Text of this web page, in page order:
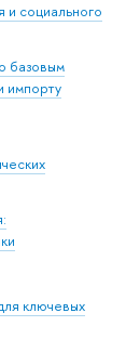
социального
базовым
импорту
ключевых